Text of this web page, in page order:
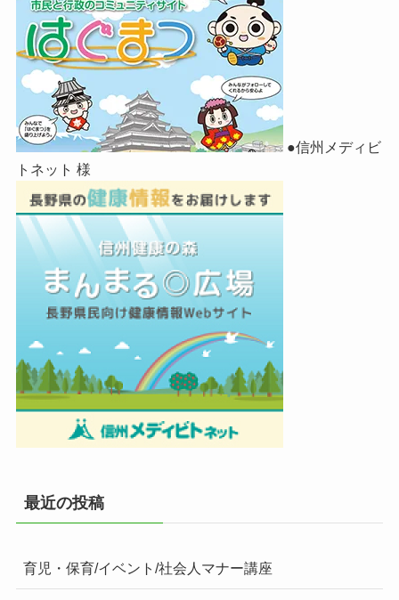
●信州メディビ
トネット 様
最近の投稿
育児・保育/イベント/社会人マナー講座